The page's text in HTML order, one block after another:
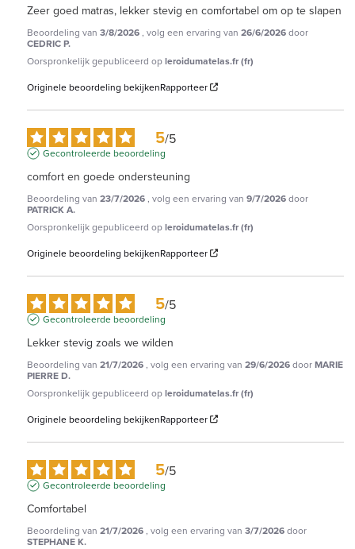
Zeer goed matras, lekker stevig en comfortabel om op te slapen
Beoordeling van 3/8/2026, volg een ervaring van 26/6/2026door
CEDRIC P.
Oorspronkelijk gepubliceerd opleroidumatelas.fr (fr)
Originele beoordeling bekijkenRapporteer
5/5
Gecontroleerde beoordeling
comfort en goede ondersteuning
Beoordeling van 23/7/2026, volg een ervaring van 9/7/2026door
PATRICK A.
Oorspronkelijk gepubliceerd opleroidumatelas.fr (fr)
Originele beoordeling bekijkenRapporteer
5/5
Gecontroleerde beoordeling
Lekker stevig zoals we wilden
Beoordeling van 21/7/2026, volg een ervaring van 29/6/2026doorMARIE
PIERRE D.
Oorspronkelijk gepubliceerd opleroidumatelas.fr (fr)
Originele beoordeling bekijkenRapporteer
5/5
Gecontroleerde beoordeling
Comfortabel
Beoordeling van 21/7/2026, volg een ervaring van 3/7/2026door
STEPHANE K.